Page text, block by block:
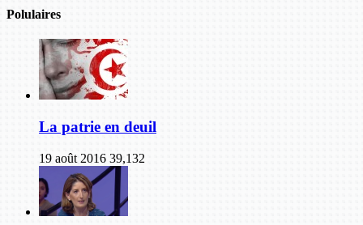
Polulaires
La patrie en deuil
19 août 2016 39,132